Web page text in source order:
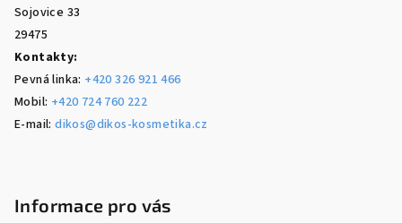
Sojovice 33
29475
Kontakty:
Pevná linka: +420 326 921 466
Mobil: +420 724 760 222
E-mail:dikos@dikos-kosmetika.cz
Informace pro vás